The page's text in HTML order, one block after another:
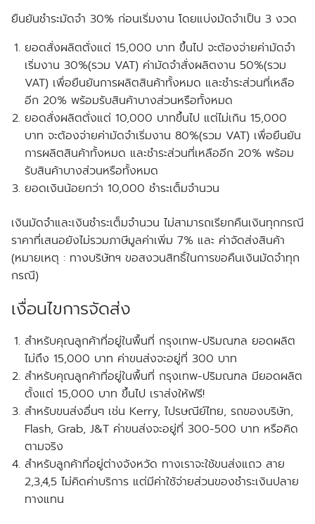
ยืนยันชำระมัดจำ 30% ก่อนเริ่มงาน โดยแบ่งมัดจำเป็น 3 งวด
ยอดสั่งผลิตตั่งแต่ 15,000 บาท ขึ้นไป จะต้องจ่ายค่ามัดจำ
เริ่มงาน 30%(รวม VAT) ค่ามัดจำสั่งผลิตงาน 50%(รวม
VAT) เพื่อยืนยันการผลิตสินค้าทั้งหมด และชำระส่วนที่เหลือ
อีก 20% พร้อมรับสินค้าบางส่วนหรือทั้งหมด
ยอดสั่งผลิตตั่งแต่ 10,000 บาทขึ้นไป แต่ไม่เกิน 15,000
บาท จะต้องจ่ายค่ามัดจำเริ่มงาน 80%(รวม VAT) เพื่อยืนยัน
การผลิตสินค้าทั้งหมด และชำระส่วนที่เหลืออีก 20% พร้อม
รับสินค้าบางส่วนหรือทั้งหมด
ยอดเงินน้อยกว่า 10,000 ชำระเต็มจำนวน
เงินมัดจำและเงินชำระเต็มจำนวน ไม่สามารถเรียกคืนเงินทุกกรณี
ราคาที่เสนอยังไม่รวมภาษีมูลค่าเพิ่ม 7% และ ค่าจัดส่งสินค้า
(หมายเหตุ : ทางบริษัทฯ ขอสงวนสิทธิ์ในการขอคืนเงินมัดจำทุก
กรณี)
เงื่อนไขการจัดส่ง
สำหรับคุณลูกค้าที่อยู่ในพื้นที่ กรุงเทพ-ปริมณฑลยอดผลิต
ไม่ถึง 15,000 บาท ค่าขนส่งจะอยู่ที่ 300 บาท
สำหรับคุณลูกค้าที่อยู่ในพื้นที่ กรุงเทพ-ปริมณฑล มียอดผลิต
ตั้งแต่ 15,000 บาท ขึ้นไป เราส่งให้ฟรี!
สำหรับขนส่งอื่นๆ เช่น Kerry, ไปรษณีย์ไทย, รถของบริษัท,
Flash, Grab, J&T ค่าขนส่งจะอยู่ที่ 300-500 บาท หรือคิด
ตามจริง
สำหรับลูกค้าที่อยู่ต่างจังหวัด ทางเราจะใช้ขนส่งแถว สาย
2,3,4,5 ไม่คิดค่าบริการ แต่มีค่าใช้จ่ายส่วนของชำระเงินปลาย
ทางแทน